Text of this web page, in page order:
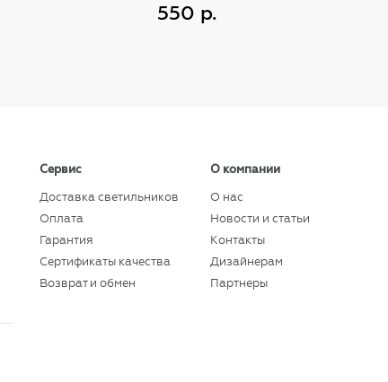
550 р.
Сервис
Доставка светильников
Оплата
Гарантия
Сертификаты качества
Возврат и обмен
О компании
О нас
Новости и статьи
Контакты
Дизайнерам
Партнеры